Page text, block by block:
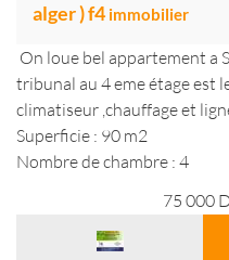
alger ) f4 immobilier
On loue bel appartement a
tribunal au 4 eme étage est
climatiseur ,chauffage et
Superficie : 90 m2
Nombre de chambre : 4
75 000